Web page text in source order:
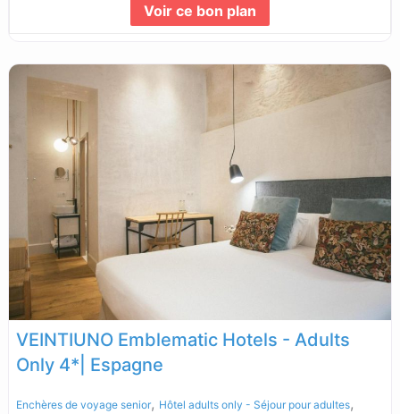
Voir ce bon plan
Lire la suite...
VEINTIUNO Emblematic Hotels - Adults
Only 4*| Espagne
Enchères de voyage senior, Hôtel adults only - Séjour pour adultes,